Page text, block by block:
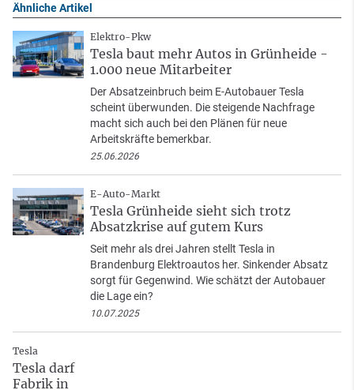
Ähnliche Artikel
Elektro-Pkw
Tesla baut mehr Autos in Grünheide -
1.000 neue Mitarbeiter
Der Absatzeinbruch beim E-Autobauer Tesla
scheint überwunden. Die steigende Nachfrage
macht sich auch bei den Plänen für neue
Arbeitskräfte bemerkbar.
25.06.2026
E-Auto-Markt
Tesla Grünheide sieht sich trotz
Absatzkrise auf gutem Kurs
Seit mehr als drei Jahren stellt Tesla in
Brandenburg Elektroautos her. Sinkender Absatz
sorgt für Gegenwind. Wie schätzt der Autobauer
die Lage ein?
10.07.2025
Tesla
Tesla darf
Fabrik in